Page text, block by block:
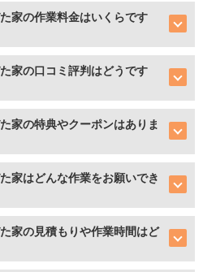
家の作業料金はいくらです
家の口コミ評判はどうです
家の特典やクーポンはありま
家はどんな作業をお願いでき
家の見積もりや作業時間はど